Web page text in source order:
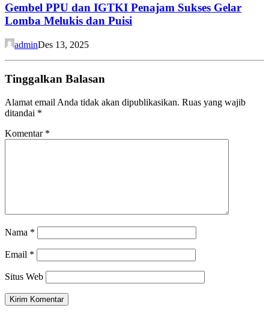
Gembel PPU dan IGTKI Penajam Sukses Gelar
Lomba Melukis dan Puisi
adminDes 13, 2025
Tinggalkan Balasan
Alamat email Anda tidak akan dipublikasikan. Ruas yang wajib
ditandai *
Komentar *
Nama *
Email *
Situs Web